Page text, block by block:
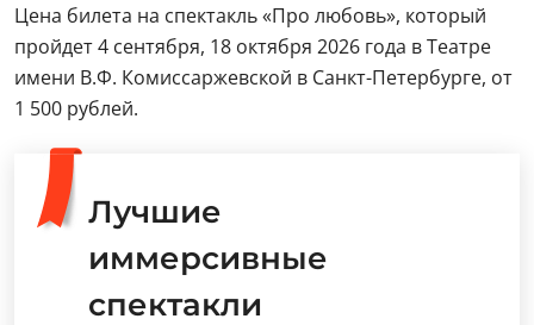
Цена билета на спектакль «Про любовь», который
пройдет 4 сентября, 18 октября 2026 года в Театре
имени В.Ф. Комиссаржевской в Санкт-Петербурге, от
1 500 рублей.
Лучшие
иммерсивные
спектакли